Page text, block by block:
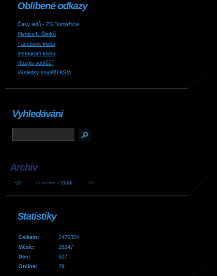
Oblíbené odkazy
Časy ledů - ZS Domažlice
Pivnice U Šimků
Facebook klubu
Instagram klubu
Rozpis soutěží
Výsledky soutěží KSM
Vyhledávání
Archiv
<< červenec /2026 >>
Statistiky
Online: 29
Celkem:
2476354
Měsíc:
26247
Den:
527